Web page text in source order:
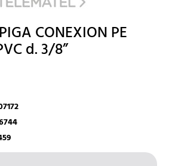
CONEXION PE
d. 3/8”